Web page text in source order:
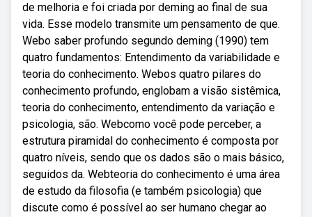
de melhoria e foi criada por deming ao final de sua
vida. Esse modelo transmite um pensamento de que.
Webo saber profundo segundo deming (1990) tem
quatro fundamentos: Entendimento da variabilidade e
teoria do conhecimento. Webos quatro pilares do
conhecimento profundo, englobam a visão sistêmica,
teoria do conhecimento, entendimento da variação e
psicologia, são. Webcomo você pode perceber, a
estrutura piramidal do conhecimento é composta por
quatro níveis, sendo que os dados são o mais básico,
seguidos da. Webteoria do conhecimento é uma área
de estudo da filosofia (e também psicologia) que
discute como é possível ao ser humano chegar ao